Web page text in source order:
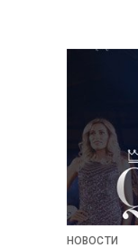
НОВОСТИ